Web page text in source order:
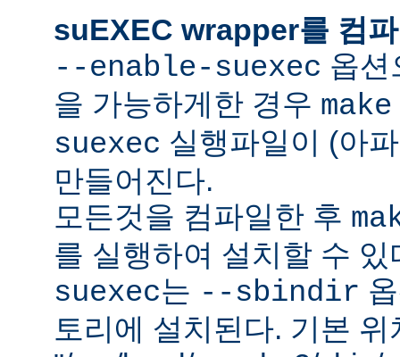
suEXEC wrapper를 컴
--enable-suexec 옵션
을 가능하게한 경우 make
suexec 실행파일이 (아
만들어진다.
모든것을 컴파일한 후
를 실행하여 설치할 수
suexec는 --sbindir
토리에 설치된다. 기본 위